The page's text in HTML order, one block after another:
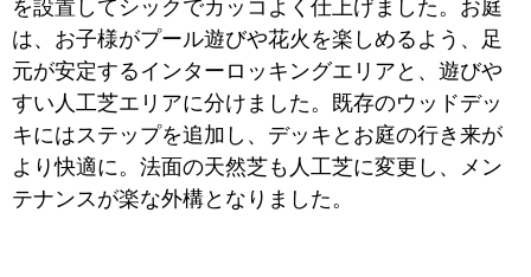
を設置してシックでカッコよく仕上げました。お庭
は、お子様がプール遊びや花火を楽しめるよう、足
元が安定するインターロッキングエリアと、遊びや
すい人工芝エリアに分けました。既存のウッドデッ
キにはステップを追加し、デッキとお庭の行き来が
より快適に。法面の天然芝も人工芝に変更し、メン
テナンスが楽な外構となりました。